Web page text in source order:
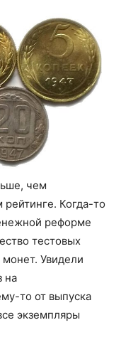
чем
Когда-то
реформе
тестовых
Увидели
на
то от выпуска
экземпляры